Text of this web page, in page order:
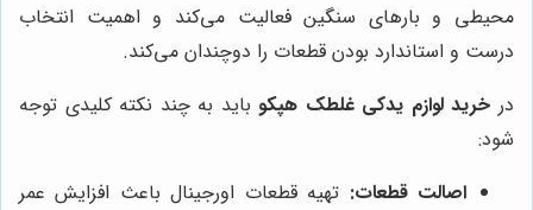
محیطی و بارهای سنگین فعالیت می‌کند و اهمیت انتخاب
درست و استاندارد بودن قطعات را دوچندان می‌کند.
در خرید لوازم یدکی غلطک هپکو باید به چند نکته کلیدی توجه
شود:
اصالت قطعات: تهیه قطعات اورجینال باعث افزایش عمر